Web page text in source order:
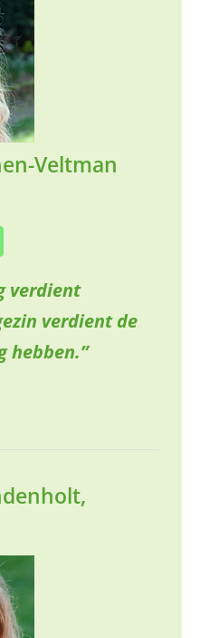
Veltman
verdient
verdient de
hebben.”